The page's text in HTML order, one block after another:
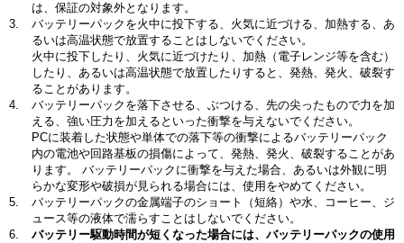
は、保証の対象外となります。
バッテリーパックを火中に投下する、火気に近づける、加熱する、あ
るいは高温状態で放置することはしないでください。
火中に投下したり、火気に近づけたり、加熱（電子レンジ等を含む）
したり、あるいは高温状態で放置したりすると、発熱、発火、破裂す
ることがあります。
バッテリーパックを落下させる、ぶつける、先の尖ったもので力を加
える、強い圧力を加えるといった衝撃を与えないでください。
PCに装着した状態や単体での落下等の衝撃によるバッテリーパック
内の電池や回路基板の損傷によって、発熱、発火、破裂することがあ
ります。 バッテリーパックに衝撃を与えた場合、あるいは外観に明
らかな変形や破損が見られる場合には、使用をやめてください。
バッテリーパックの金属端子のショート（短絡）や水、コーヒー、ジ
ュース等の液体で濡らすことはしないでください。
バッテリー駆動時間が短くなった場合には、バッテリーパックの使用